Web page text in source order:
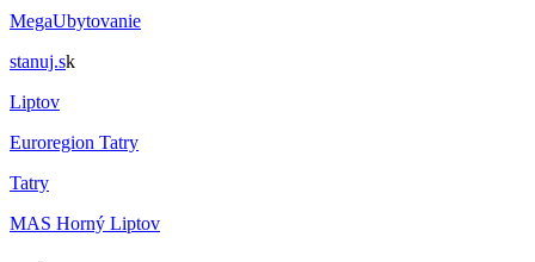
MegaUbytovanie
stanuj.sk
Liptov
Euroregion Tatry
Tatry
MAS Horný Liptov